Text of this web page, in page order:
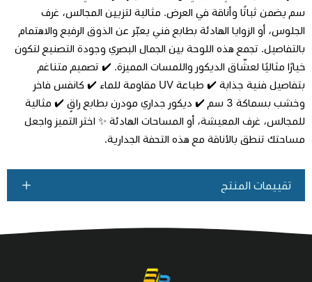
اطلب المنتج
سم يضمن ثباتًا وأناقة في العرض. مثالية لتزيين المجالس، غرف
الجلوس، أو الزوايا الهادئة بطابع فني يعبّر عن الذوق الرفيع والاهتمام
بالتفاصيل. تجمع هذه اللوحة بين الجمال البصري وجودة التصنيع لتكون
خيارًا مثاليًا لعشّاق الديكور واللمسات المميزة. ✔️ تصميم متناغم
بتفاصيل فنية جذابة ✔️ طباعة UV مقاومة للماء ✔️ كانفس فاخر
وخشب بسماكة 3 سم ✔️ ديكور جداري مودرن بطابع راقٍ ✔️ مثالية
للمجالس، غرف المعيشة، أو المساحات الهادئة ✨ اختر التميز واجعل
مساحتك تنطق بالأناقة مع هذه التحفة الجدارية.
تقييمات المنتج